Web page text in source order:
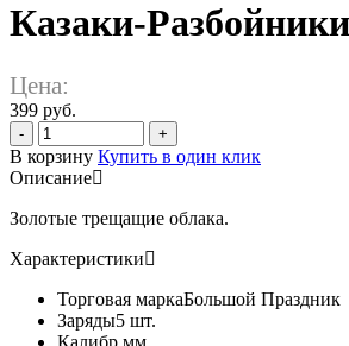
Казаки-Разбойники
Цена:
399 руб.
- +
В корзину Купить в один клик
Описание
Золотые трещащие облака.
Характеристики
Торговая маркаБольшой Праздник
Заряды5 шт.
Калибр мм.